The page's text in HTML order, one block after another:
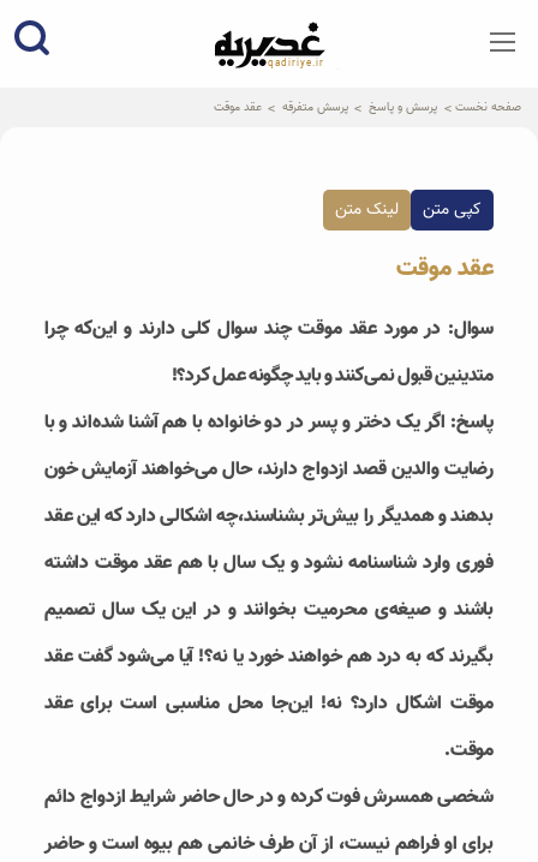
qadiriye.ir
نشریه ی غدیریه-بیانات استاد
صفحه نخست پرسش و پاسخ پرسش متفرقه عقد موقت
کپی متن لینک متن
عقد موقت
سوال: در مورد عقد موقت چند سوال کلی دارند و این‌که چرا
متدینین قبول نمی‌کنند و باید چگونه عمل کرد؟!
پاسخ: اگر یک دختر و پسر در دو خانواده با هم آشنا شده‌اند و با
رضایت والدین قصد ازدواج دارند، حال می‌خواهند آزمایش خون
بدهند و همدیگر را بیش‌تر بشناسند،چه اشکالی دارد که این عقد
فوری وارد شناسنامه نشود و یک سال با هم عقد موقت داشته
باشند و صیغه‌ی محرمیت بخوانند و در این یک سال تصمیم
بگیرند که به درد هم خواهند خورد یا نه؟! آیا می‌شود گفت عقد
موقت اشکال دارد؟ نه! این‌جا محل مناسبی است برای عقد
موقت.
شخصی همسرش فوت کرده و در حال حاضر شرایط ازدواج دائم
برای او فراهم نیست، از آن طرف خانمی هم بیوه است و حاضر